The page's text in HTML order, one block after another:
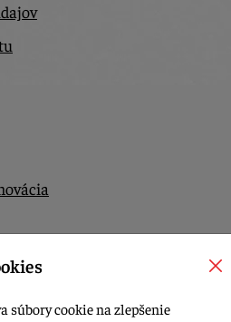
súbory cookie na zlepšenie